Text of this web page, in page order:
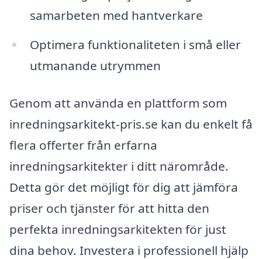
samarbeten med hantverkare
Optimera funktionaliteten i små eller
utmanande utrymmen
Genom att använda en plattform som
inredningsarkitekt-pris.se kan du enkelt få
flera offerter från erfarna
inredningsarkitekter i ditt närområde.
Detta gör det möjligt för dig att jämföra
priser och tjänster för att hitta den
perfekta inredningsarkitekten för just
dina behov. Investera i professionell hjälp